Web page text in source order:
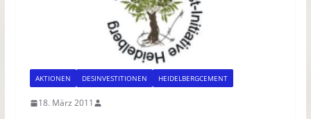
AKTIONEN DESINVESTITIONEN HEIDELBERGCEMENT
18. März 2011